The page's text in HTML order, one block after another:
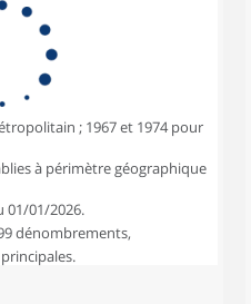
; 1967 et 1974 pour
à périmètre géographique
01/01/2026.
dénombrements,